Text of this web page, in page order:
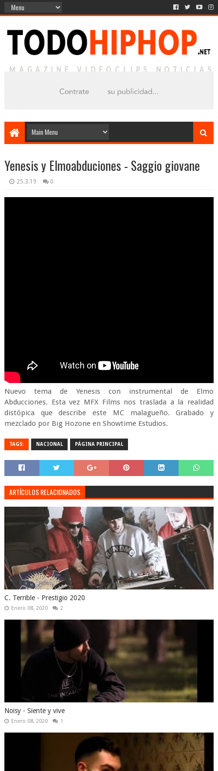
Yenesis y Elmoabduciones - Saggio giovane
25.3.19 0
Nuevo tema de Yenesis con instrumental de Elmo
Abducciones. Esta vez MFX Films nos traslada a la realidad
distópica que describe este MC malagueño. Grabado y
mezclado por Big Hozone en Showtime Estudios.
TAGS: NACIONAL PÁGINA PRINCIPAL
ARTÍCULOS RELACIONADOS
C. Terrible - Prestigio 2020
Enero 08, 2020 2
Noisy - Siente y vive
Enero 08, 2020 1